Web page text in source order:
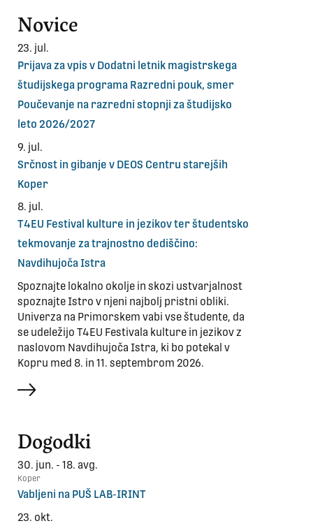
Novice
23. jul.
Prijava za vpis v Dodatni letnik magistrskega
študijskega programa Razredni pouk, smer
Poučevanje na razredni stopnji za študijsko
leto 2026/2027
9. jul.
Srčnost in gibanje v DEOS Centru starejših
Koper
8. jul.
T4EU Festival kulture in jezikov ter študentsko
tekmovanje za trajnostno dediščino:
Navdihujoča Istra
Spoznajte lokalno okolje in skozi ustvarjalnost
spoznajte Istro v njeni najbolj pristni obliki.
Univerza na Primorskem vabi vse študente, da
se udeležijo T4EU Festivala kulture in jezikov z
naslovom Navdihujoča Istra, ki bo potekal v
Kopru med 8. in 11. septembrom 2026.
več
Dogodki
30. jun. - 18. avg.
Koper
Vabljeni na PUŠ LAB-IRINT
23. okt.